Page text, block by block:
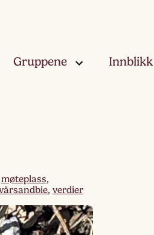
Gruppene
–
Innblikk
Rukleskyan
møteplass,
, verdier